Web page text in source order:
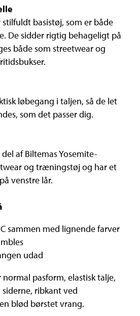
basistøj, som er både
De sidder rigtig behageligt på
både som streetwear og
løbegang i taljen, så de let
som det passer dig.
af Biltemas Yosemite-
og træningstøj og har et
venstre lår.
sammen med lignende farver
udad
pasform, elastisk talje,
ribkant ved
blød børstet vrang.